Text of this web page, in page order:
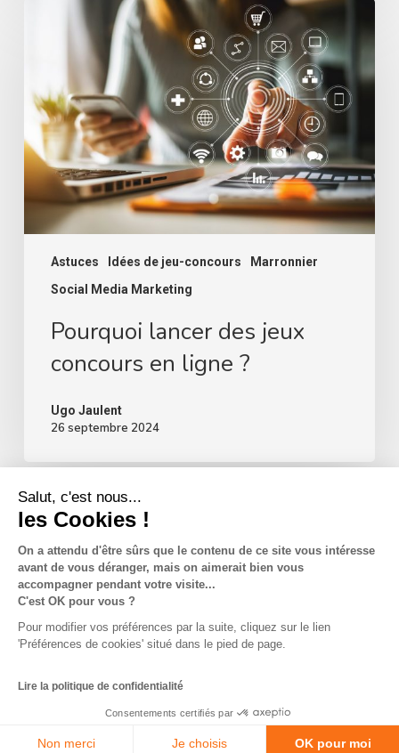
Salut, c'est nous...
les Cookies !
On a attendu d'être sûrs que le contenu de ce site vous intéresse
avant de vous déranger, mais on aimerait bien vous
accompagner pendant votre visite...
C'est OK pour vous ?
Pour modifier vos préférences par la suite, cliquez sur le lien
'Préférences de cookies' situé dans le pied de page.
Lire la politique de confidentialité
Consentements certifiés par
Non merci Je choisis OK pour moi
Astuces Idées de jeu-concours
Marronnier
Social Media Marketing
concours
en
ligne
?
Pourquoi lancer des jeux
concours en ligne ?
Ugo Jaulent
26 septembre 2024
La Team So-Buzz
Mentions légales
CGU & Cookies
Made with